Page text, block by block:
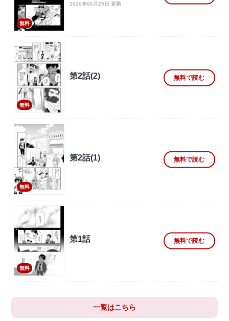
無料
2026年06月29日 更新
無料
第2話(2) 無料で読む
無料
第2話(1) 無料で読む
無料
第1話 無料で読む
一覧はこちら